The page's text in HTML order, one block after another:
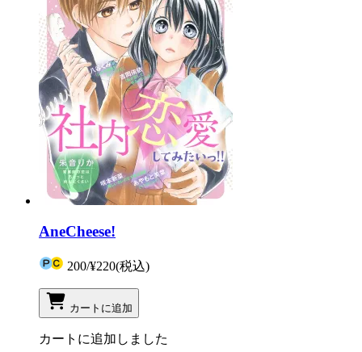
AneCheese!
200/¥220(税込)
カートに追加
カートに追加しました